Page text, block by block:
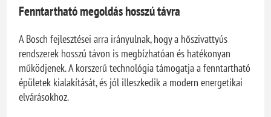
Fenntartható megoldás hosszú távra
A Bosch fejlesztései arra irányulnak, hogy a hőszivattyús
rendszerek hosszú távon is megbízhatóan és hatékonyan
működjenek. A korszerű technológia támogatja a fenntartható
épületek kialakítását, és jól illeszkedik a modern energetikai
elvárásokhoz.